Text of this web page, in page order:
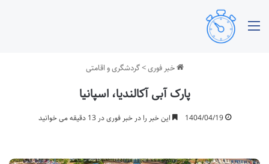
خبر فوری>گردشگری و اقامتی
پارک آبی آکالندیا، اسپانیا
1404/04/19 این خبر را در خبر فوری در 13 دقیقه می خوانید